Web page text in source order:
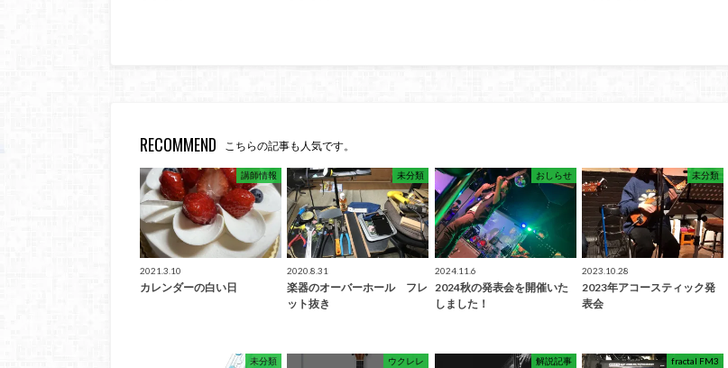
RECOMMEND こちらの記事も人気です。
講師情報
2021.3.10
カレンダーの白い日
未分類
2020.8.31
楽器のオーバーホール フレ
ット抜き
おしらせ
2024.11.6
2024秋の発表会を開催いた
しました！
未分類
2023.10.28
2023年アコースティック発
表会
未分類 ウクレレ 解説記事 fractal FM3